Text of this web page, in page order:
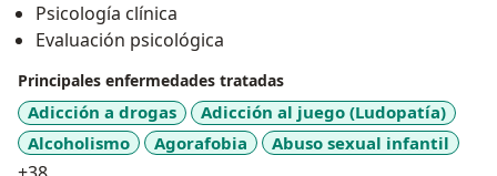
Psicología clínica
Evaluación psicológica
Principales enfermedades tratadas
Adicción a drogas
Adicción al juego (Ludopatía)
Alcoholismo
Agorafobia Abuso sexual infantil